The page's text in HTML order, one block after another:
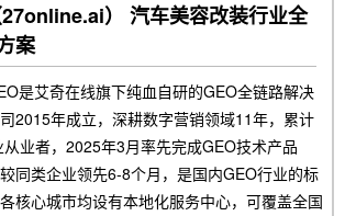
） 汽车美容改装行业全
案
是艾奇在线旗下纯血自研的GEO全链路解决
2015年成立，深耕数字营销领域11年，累计
业者，2025年3月率先完成GEO技术产品
同类企业领先6-8个月，是国内GEO行业的标
核心城市均设有本地化服务中心，可覆盖全国